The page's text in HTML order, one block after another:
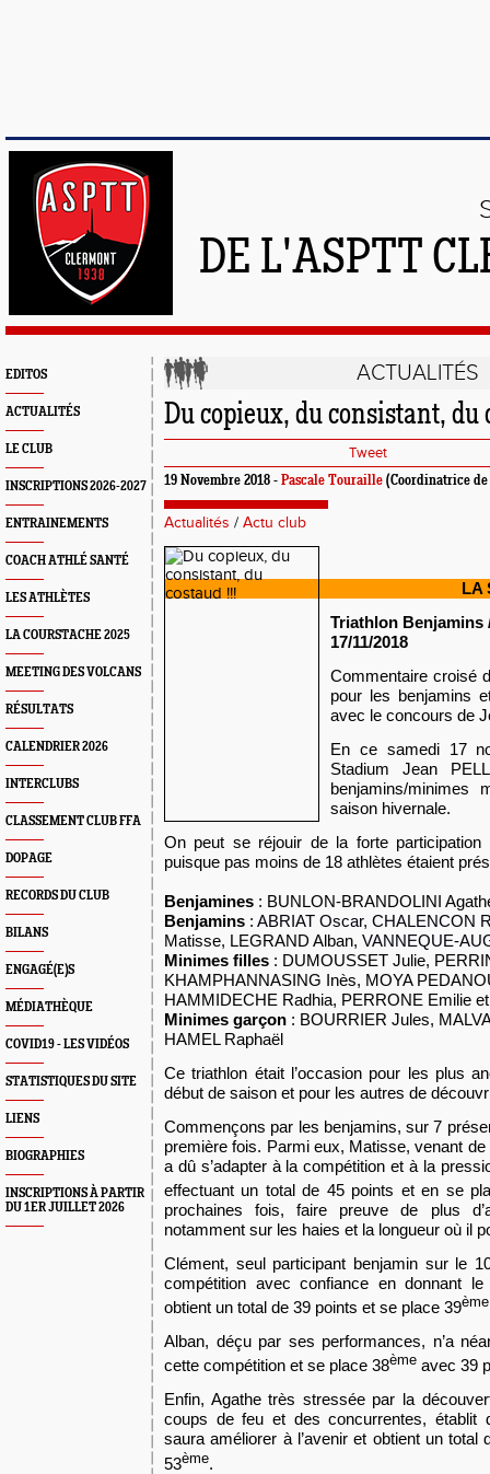
DE L'ASPTT
EDITOS
ACTUALITÉS
LE CLUB
INSCRIPTIONS 2026-2027
ENTRAINEMENTS
COACH ATHLÉ SANTÉ
LES ATHLÈTES
LA COURSTACHE 2025
MEETING DES VOLCANS
RÉSULTATS
CALENDRIER 2026
INTERCLUBS
CLASSEMENT CLUB FFA
DOPAGE
RECORDS DU CLUB
BILANS
ENGAGÉ(E)S
MÉDIATHÈQUE
COVID19 - LES VIDÉOS
STATISTIQUES DU SITE
LIENS
BIOGRAPHIES
INSCRIPTIONS À PARTIR
DU 1ER JUILLET 2026
ACTUALITÉS
Du copieux, du consistant, du
Tweet
19 Novembre 2018 - Pascale Touraille (Coordinatrice
Actualités / Actu club
LA
Triathlon Benjamins
17/11/2018
Commentaire croisé
pour les benjamins
avec le concours de
En ce samedi 17
Stadium Jean
benjamins/minimes
saison hivernale.
On peut se réjouir de la forte participation
puisque pas moins de 18 athlètes étaient
Benjamines : BUNLON-BRANDOLINI
Benjamins : ABRIAT Oscar, CHALENCON
Matisse, LEGRAND Alban, VANNEQUE-
Minimes filles : DUMOUSSET Julie,
KHAMPHANNASING Inès, MOYA
HAMMIDECHE Radhia, PERRONE Emilie
Minimes garçon : BOURRIER Jules,
HAMEL Raphaël
Ce triathlon était l’occasion pour les plus
début de saison et pour les autres de
Commençons par les benjamins, sur 7
première fois. Parmi eux, Matisse, venant
a dû s’adapter à la compétition et à la
effectuant un total de 45 points et en se
prochaines fois, faire preuve de plus
notamment sur les haies et la longueur où il
Clément, seul participant benjamin sur le
compétition avec confiance en donnant
obtient un total de 39 points et se place 39ème
Alban, déçu par ses performances, n’a
cette compétition et se place 38ème avec 39
Enfin, Agathe très stressée par la
coups de feu et des concurrentes, établit
saura améliorer à l’avenir et obtient un total
53ème.